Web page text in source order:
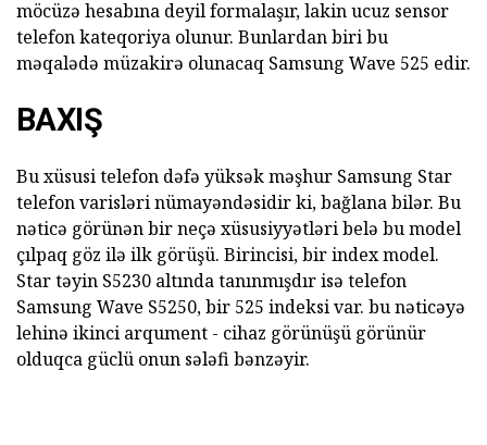
möcüzə hesabına deyil formalaşır, lakin ucuz sensor
telefon kateqoriya olunur. Bunlardan biri bu
məqalədə müzakirə olunacaq Samsung Wave 525 edir.
BAXIŞ
Bu xüsusi telefon dəfə yüksək məşhur Samsung Star
telefon varisləri nümayəndəsidir ki, bağlana bilər. Bu
nəticə görünən bir neçə xüsusiyyətləri belə bu model
çılpaq göz ilə ilk görüşü. Birincisi, bir index model.
Star təyin S5230 altında tanınmışdır isə telefon
Samsung Wave S5250, bir 525 indeksi var. bu nəticəyə
lehinə ikinci arqument - cihaz görünüşü görünür
olduqca güclü onun sələfi bənzəyir.